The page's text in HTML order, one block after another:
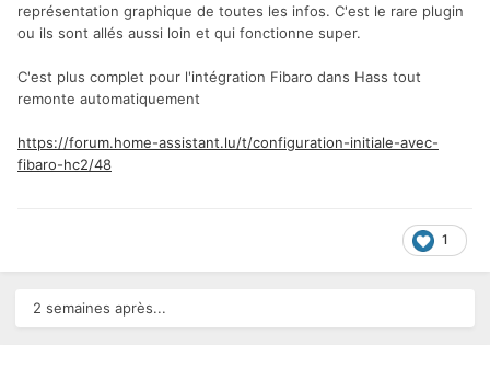
représentation graphique de toutes les infos. C'est le rare plugin
ou ils sont allés aussi loin et qui fonctionne super.
C'est plus complet pour l'intégration Fibaro dans Hass tout
remonte automatiquement
https://forum.home-assistant.lu/t/configuration-initiale-avec-
fibaro-hc2/48
1
2 semaines après...